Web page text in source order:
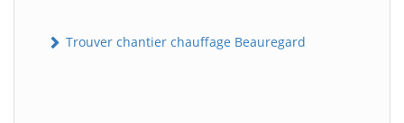
Trouver chantier chauffage Beauregard